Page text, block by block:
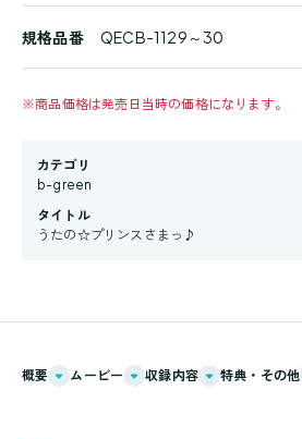
規格品番 QECB-1129～30
※商品価格は発売日当時の価格になります。
カテゴリ
b-green
タイトル
うたの☆プリンスさまっ♪
概要 ムービー 収録内容 特典・その他